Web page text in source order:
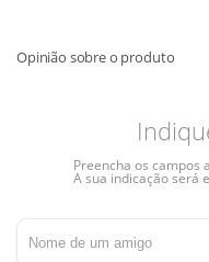
Preencha os campos
A sua indicação será